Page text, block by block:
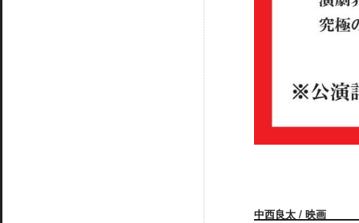
中西良太 / 映画